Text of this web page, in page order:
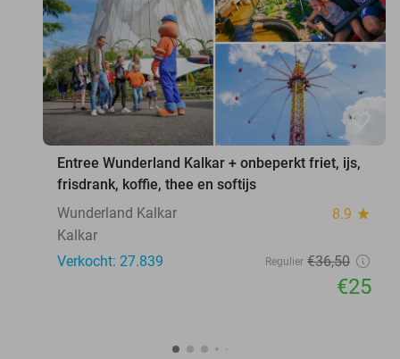
favorite_border
Entree Wunderland Kalkar + onbeperkt friet, ijs,
frisdrank, koffie, thee en softijs
Wunderland Kalkar
8.9 star
Kalkar
Verkocht: 27.839
Regulier €36,50
€25